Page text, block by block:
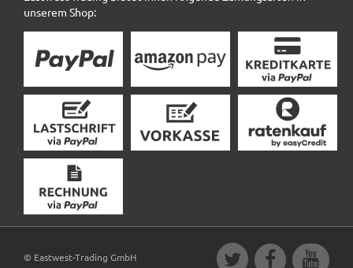
unserem Shop:
© Eastwest-Trading GmbH